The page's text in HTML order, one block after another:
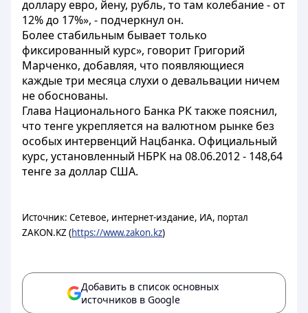
доллару евро, йену, рубль, то там колебание - от
12% до 17%», - подчеркнул он.
Более стабильным бывает только
фиксированный курс», говорит Григорий
Марченко, добавляя, что появляющиеся
каждые три месяца слухи о девальвации ничем
не обоснованы.
Глава Национального Банка РК также пояснил,
что тенге укрепляется на валютном рынке без
особых интервенций Нацбанка. Официальный
курс, установленный НБРК на 08.06.2012 - 148,64
тенге за доллар США.
Источник: Сетевое, интернет-издание, ИА, портал
ZAKON.KZ (https://www.zakon.kz)
Добавить в список основных
источников в Google